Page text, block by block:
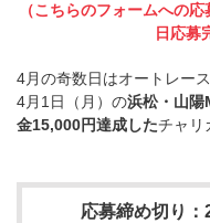
（こちらのフォームへの
日応募
4月の奇数日はオートレー
4月1日（月）の浜松・山陽
金15,000円達成したチャリ
応募締め切り